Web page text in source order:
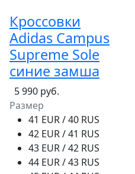
Кроссовки
Adidas Campus
Supreme Sole
синие замша
5 990 руб.
Размер
41 EUR / 40 RUS
42 EUR / 41 RUS
43 EUR / 42 RUS
44 EUR / 43 RUS